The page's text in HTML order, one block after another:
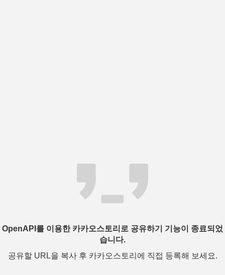
OpenAPI를 이용한 카카오스토리로 공유하기 기능이 종료되었
습니다.
공유할 URL을 복사 후 카카오스토리에 직접 등록해 보세요.